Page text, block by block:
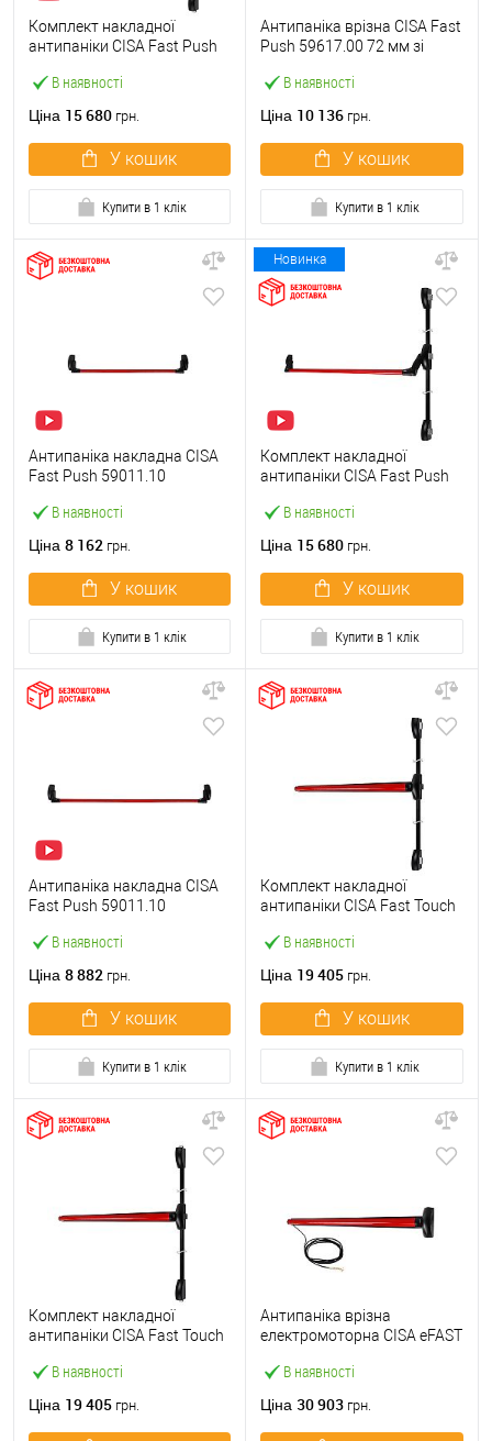
В наявності
Комплект накладної
антипаніки CISA Fast Push
точковий вверх-вниз
Ціна 15 680 грн.
У кошик
Купити в 1 клік
В наявності
Антипаніка врізна CISA Fast
Push 59617.00 72 мм зі
Ціна 10 136 грн.
У кошик
Купити в 1 клік
В наявності
Антипаніка накладна CISA
Fast Push 59011.10
штангою 900 мм червона
Ціна 8 162 грн.
У кошик
Купити в 1 клік
Новинка
В наявності
Комплект накладної
антипаніки CISA Fast Push
точковий вбік червона
Ціна 15 680 грн.
У кошик
Купити в 1 клік
В наявності
Антипаніка накладна CISA
Fast Push 59011.10
штангою 1500 мм червона
Ціна 8 882 грн.
У кошик
Купити в 1 клік
В наявності
Комплект накладної
антипаніки CISA Fast Touch
точковий вбік червона
Ціна 19 405 грн.
У кошик
Купити в 1 клік
В наявності
Комплект накладної
антипаніки CISA Fast Touch
точковий вверх-вниз
Ціна 19 405 грн.
В наявності
Антипаніка врізна
електромоторна CISA eFAST
Ціна 30 903 грн.